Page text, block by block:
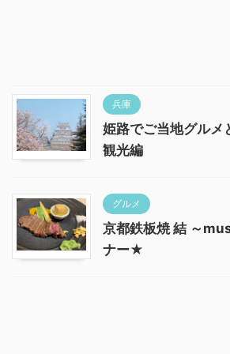
兵庫
姫路でご当地グルメ
観光編
グルメ
京都鉄板焼 結 ～
ナー★